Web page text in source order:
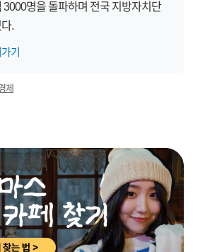
3000명을 돌파하며 전국 지방자치단
.
기
제